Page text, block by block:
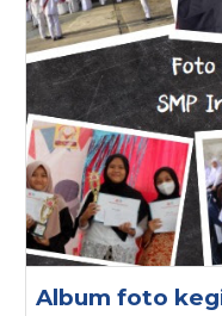
Album foto